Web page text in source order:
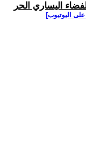
اليساري الحر
اليوتيوب]